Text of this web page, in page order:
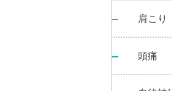
肩こり
頭痛